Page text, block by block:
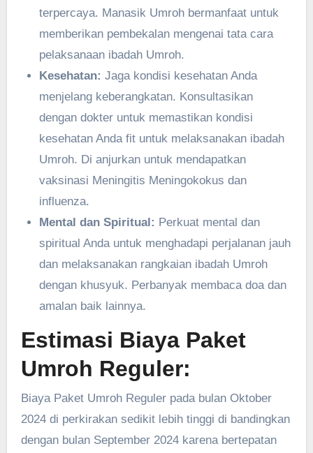
terpercaya. Manasik Umroh bermanfaat untuk
memberikan pembekalan mengenai tata cara
pelaksanaan ibadah Umroh.
Kesehatan: Jaga kondisi kesehatan Anda
menjelang keberangkatan. Konsultasikan
dengan dokter untuk memastikan kondisi
kesehatan Anda fit untuk melaksanakan ibadah
Umroh. Di anjurkan untuk mendapatkan
vaksinasi Meningitis Meningokokus dan
influenza.
Mental dan Spiritual: Perkuat mental dan
spiritual Anda untuk menghadapi perjalanan jauh
dan melaksanakan rangkaian ibadah Umroh
dengan khusyuk. Perbanyak membaca doa dan
amalan baik lainnya.
Estimasi Biaya Paket
Umroh Reguler:
Biaya Paket Umroh Reguler pada bulan Oktober
2024 di perkirakan sedikit lebih tinggi di bandingkan
dengan bulan September 2024 karena bertepatan